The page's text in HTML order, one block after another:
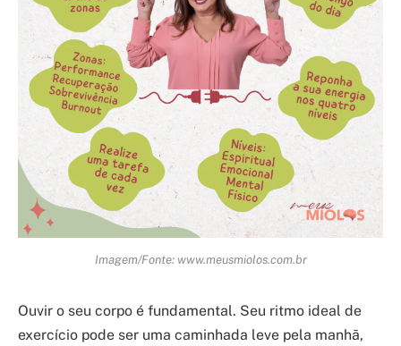
Imagem/Fonte: www.meusmiolos.com.br
Ouvir o seu corpo é fundamental. Seu ritmo ideal de
exercício pode ser uma caminhada leve pela manhã,